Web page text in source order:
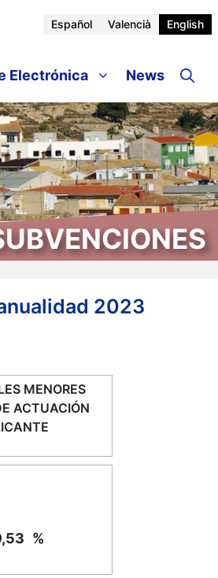
Español Valencià English
Electrónica News
2023
MENORES
ACTUACIÓN
%